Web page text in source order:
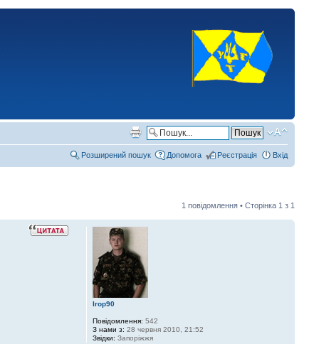
Розширений пошук Допомога Реєстрація Вхід
1 повідомлення • Сторінка 1 з 1
Ігор90
Повідомлення: 542
З нами з: 28 червня 2010, 21:52
Звідки: Запоріжжя